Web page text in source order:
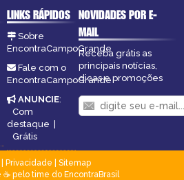
LINKS RÁPIDOS
Sobre
EncontraCampoGrande
Fale com o
EncontraCampoGrande
ANUNCIE:
Com
destaque |
Grátis
NOVIDADES POR E-
MAIL
Receba grátis as
principais notícias,
dicas e promoções
Privacidade
Sitemap
pelo time do EncontraBrasil